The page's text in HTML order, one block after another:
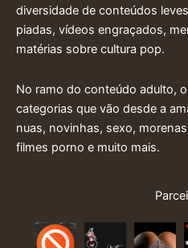
diversidade de conteúdos
piadas, vídeos engraçados,
matérias sobre cultura pop.
No ramo do conteúdo adulto,
categorias que vão desde a
nuas, novinhas, sexo,
filmes porno e muito mais.